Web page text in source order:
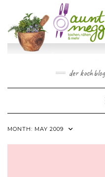
content
der
MONTH: MAY 2009